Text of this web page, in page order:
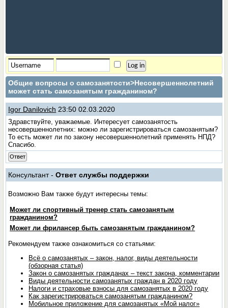
Общие вопросы о самозанятости>Несовершеннолетний
может стать самозанятым гражданином?
Igor Danilovich 23:50 02.03.2020
Здравствуйте, уважаемые. Интересует самозанятость
несовершеннолетних: можно ли зарегистрироваться самозанятым?
То есть может ли по закону несовершеннолетний применять НПД?
Спасибо.
Ответ
Консультант -Ответ службы поддержки
Возможно Вам также будут интересны темы:
Может ли спортивный тренер стать самозанятым
гражданином?
Может ли фрилансер быть самозанятым гражданином?
Рекомендуем также ознакомиться со статьями:
Всё о самозанятых – закон, налог, виды деятельности
(обзорная статья)
Закон о самозанятых гражданах – текст закона, комментарии
Виды деятельности самозанятых граждан в 2020 году
Налоги и страховые взносы для самозанятых в 2020 году
Как зарегистрироваться самозанятым гражданином?
Мобильное приложение для самозанятых «Мой налог»